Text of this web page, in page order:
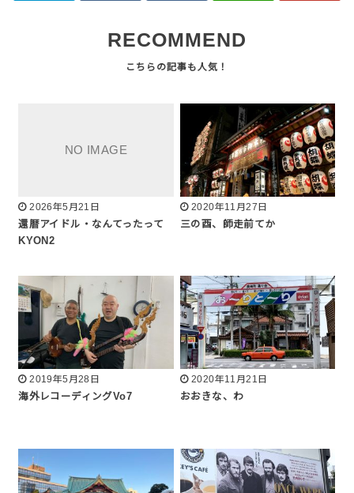
RECOMMEND
2026年5月21日
還暦アイドル・なんてったって
KYON2
2020年11月27日
三の酉、師走前てか
2019年5月28日
海外レコーディングVo7
2020年11月21日
おおきな、わ